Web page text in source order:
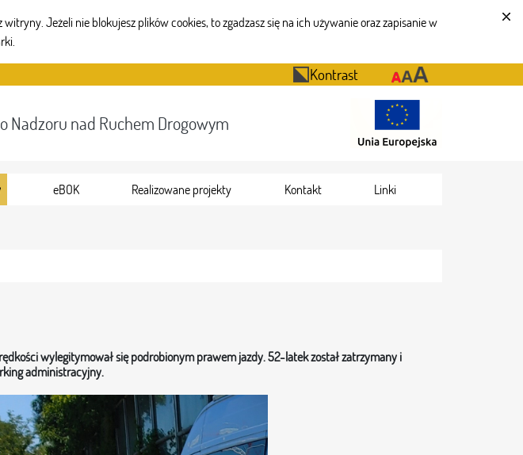
Jeżeli nie blokujesz plików cookies, to zgadzasz się na ich używanie oraz zapisanie w
Kontrast
Nadzoru nad Ruchem Drogowym
eBOK Realizowane projekty Kontakt Linki
wylegitymował się podrobionym prawem jazdy. 52-latek został zatrzymany i
administracyjny.